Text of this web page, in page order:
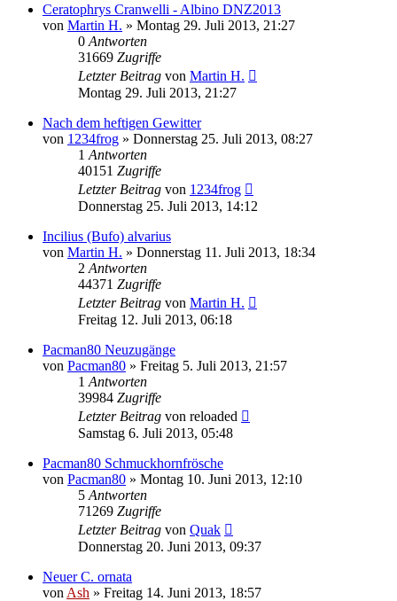
Ceratophrys Cranwelli - Albino DNZ2013
von Martin H. » Montag 29. Juli 2013, 21:27
0 Antworten
31669 Zugriffe
Letzter Beitrag von Martin H.
Montag 29. Juli 2013, 21:27
Nach dem heftigen Gewitter
von 1234frog » Donnerstag 25. Juli 2013, 08:27
1 Antworten
40151 Zugriffe
Letzter Beitrag von 1234frog
Donnerstag 25. Juli 2013, 14:12
Incilius (Bufo) alvarius
von Martin H. » Donnerstag 11. Juli 2013, 18:34
2 Antworten
44371 Zugriffe
Letzter Beitrag von Martin H.
Freitag 12. Juli 2013, 06:18
Pacman80 Neuzugänge
von Pacman80 » Freitag 5. Juli 2013, 21:57
1 Antworten
39984 Zugriffe
Letzter Beitrag von reloaded
Samstag 6. Juli 2013, 05:48
Pacman80 Schmuckhornfrösche
von Pacman80 » Montag 10. Juni 2013, 12:10
5 Antworten
71269 Zugriffe
Letzter Beitrag von Quak
Donnerstag 20. Juni 2013, 09:37
Neuer C. ornata
von Ash » Freitag 14. Juni 2013, 18:57